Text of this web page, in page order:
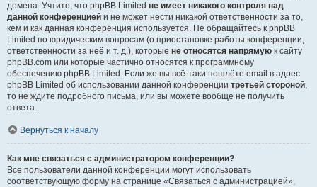
домена. Учтите, что phpBB Limited не имеет никакого контроля над
данной конференцией и не может нести никакой ответственности за то,
кем и как данная конференция используется. Не обращайтесь к phpBB
Limited по юридическим вопросам (о приостановке работы конференции,
ответственности за неё и т. д.), которые не относятся напрямую к сайту
phpBB.com или которые частично относятся к программному
обеспечению phpBB Limited. Если же вы всё-таки пошлёте email в адрес
phpBB Limited об использовании данной конференции третьей стороной,
то не ждите подробного письма, или вы можете вообще не получить
ответа.
Вернуться к началу
Как мне связаться с администратором конференции?
Все пользователи данной конференции могут использовать
соответствующую форму на странице «Связаться с администрацией»,